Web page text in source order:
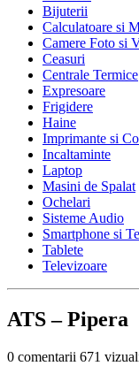
Bijuterii
Calculatoare si
Camere Foto si
Ceasuri
Centrale Termice
Expresoare
Frigidere
Haine
Imprimante si
Incaltaminte
Laptop
Masini de Spalat
Ochelari
Sisteme Audio
Smartphone si
Tablete
Televizoare
ATS – Pipera
0 comentarii 671